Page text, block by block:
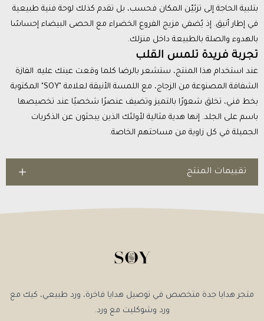
بتلبية الحاجة إلى تزئيّن المكان فحسب، بل تقدم كذلك لوحة فنية طبيعية
في إطار أنيق. إذ يُضفي مزيج الفروع الخضراء مع الحصى البيضاء إحساسًا
بالهدوء والصلة بالطبيعة داخل منزلك.
تجربة فريدة تلمس القلب
عند استخدام هذا المنتج، ستشعر بالرضا كلما وقعت عينك عليه. الفازة
الشفافة المصنوعة من الزجاج، مع اللمسة الأنيقة لعلامة "SOY" المكتوبة
بخط فني، تخلق شعورًا بالتميز وتضيف عنصرًا شخصيًا عند تخصيصها
باسم على الجلد. إنها هدية مثالية لأولئك الذين يبحثون عن الذكريات
الجميلة في كل زاوية من مساحتهم الخاصة.
تقييمات المنتج
متجر هدايا جدة متخصص في توصيل هدايا فاخرة، ورد طبيعي، كيك مع
ورد وشوكليت مع ورد.